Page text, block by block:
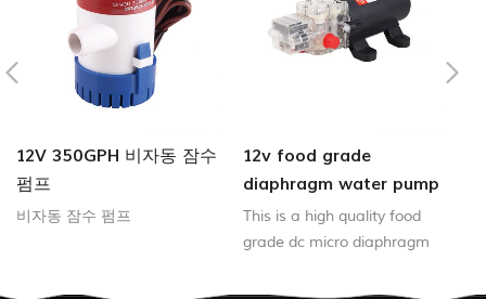
12V 350GPH 비자동 잠수
펌프
비자동 잠수 펌프
12v food grade
diaphragm water pump
This is a high quality food
grade dc micro diaphragm
yacht ,RV and can used in